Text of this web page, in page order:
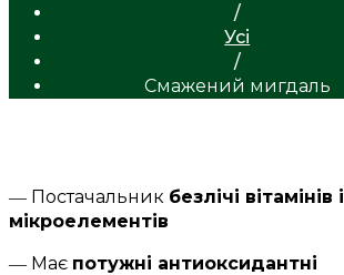
/
Усі
/
Смажений мигдаль
― Постачальник безлічі вітамінів і
мікроелементів
― Має потужні антиоксидантні